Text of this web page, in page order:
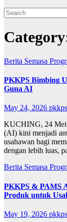
Berita Semasa
PKKPS Bimbing
Guna AI
May 24, 2026 pkkps
KUCHING, 24 Mei
(AI) kini menjadi
usahawan bagi
dengan lebih luas,
Berita Semasa
PKKPS & PAMS
Produk untuk
May 19, 2026 pkkps